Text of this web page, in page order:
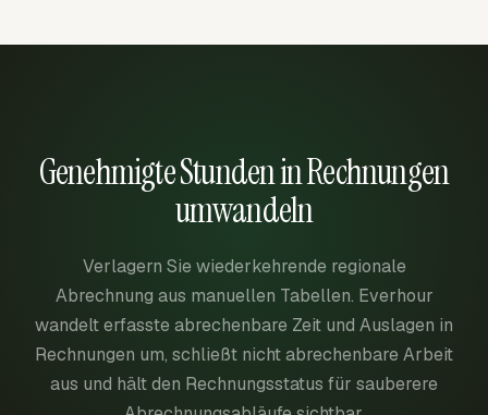
Genehmigte Stunden in Rechnungen
umwandeln
Verlagern Sie wiederkehrende regionale
Abrechnung aus manuellen Tabellen. Everhour
wandelt erfasste abrechenbare Zeit und Auslagen in
Rechnungen um, schließt nicht abrechenbare Arbeit
aus und hält den Rechnungsstatus für sauberere